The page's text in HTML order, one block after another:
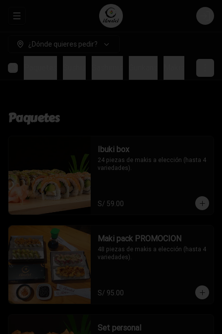
Abrir menu de navegación Login
¿Dónde quieres pedir?
Paquetes
Ibuki box
24 piezas de makis a elección (hasta 4
variedades).
S/ 59.00
Maki pack PROMOCION
48 piezas de makis a elección (hasta 4
variedades).
S/ 95.00
Set personal